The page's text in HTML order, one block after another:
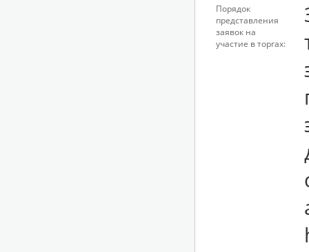
Порядок
представления
заявок на
участие в торгах: